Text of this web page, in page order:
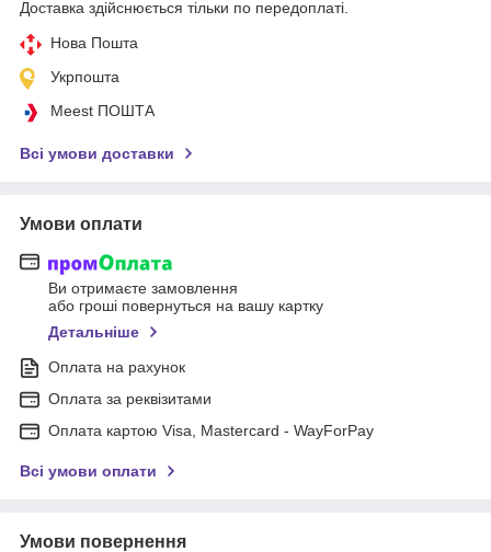
Доставка здійснюється тільки по передоплаті.
Нова Пошта
Укрпошта
Meest ПОШТА
Всі умови доставки
Умови оплати
Ви отримаєте замовлення
або гроші повернуться на вашу картку
Детальніше
Оплата на рахунок
Оплата за реквізитами
Оплата картою Visa, Mastercard - WayForPay
Всі умови оплати
Умови повернення